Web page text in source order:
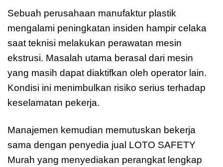
Sebuah perusahaan manufaktur plastik
mengalami peningkatan insiden hampir celaka
saat teknisi melakukan perawatan mesin
ekstrusi. Masalah utama berasal dari mesin
yang masih dapat diaktifkan oleh operator lain.
Kondisi ini menimbulkan risiko serius terhadap
keselamatan pekerja.
Manajemen kemudian memutuskan bekerja
sama dengan penyedia jual LOTO SAFETY
Murah yang menyediakan perangkat lengkap